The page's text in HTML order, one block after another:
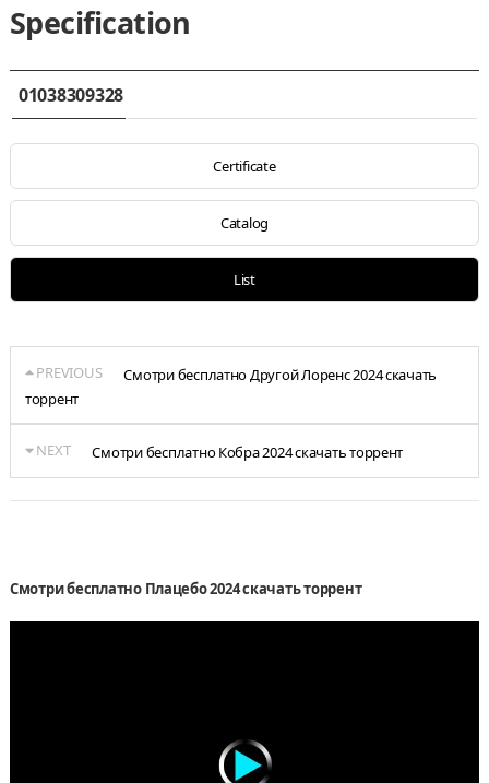
Specification
01038309328
Certificate
Catalog
List
PREVIOUS
Смотри бесплатно Другой Лоренс 2024 скачать
торрент
NEXT Смотри бесплатно Кобра 2024 скачать торрент
Смотри бесплатно Плацебо 2024 скачать торрент